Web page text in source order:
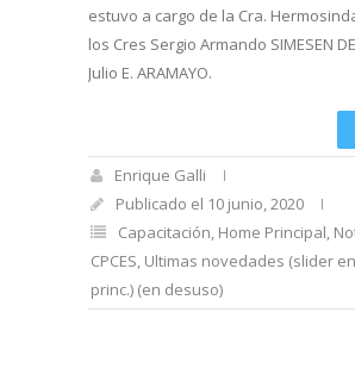
estuvo a cargo de la Cra.
los Cres Sergio Armando SIMESEN
Julio E. ARAMAYO.
Enrique Galli
Publicado el 10 junio, 2020
Capacitación Home Principal
CPCES Ultimas novedades (slider
princ.) (en desuso)